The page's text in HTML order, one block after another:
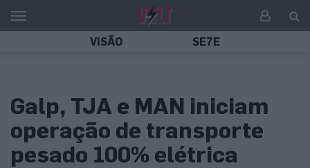
VISÃO SE7E
Galp, TJA e MAN iniciam
operação de transporte
pesado 100% elétrica